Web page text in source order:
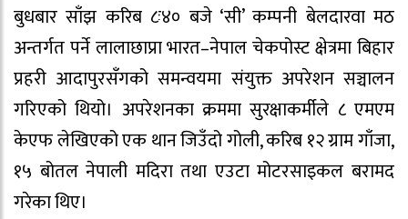
बुधबार साँझ करिब ८ः४० बजे ‘सी’ कम्पनी बेलदारवा मठ
अन्तर्गत पर्ने लालाछाप्रा भारत–नेपाल चेकपोस्ट क्षेत्रमा बिहार
प्रहरी आदापुरसँगको समन्वयमा संयुक्त अपरेशन सञ्चालन
गरिएको थियो। अपरेशनका क्रममा सुरक्षाकर्मीले ८ एमएम
केएफ लेखिएको एक थान जिउँदो गोली, करिब १२ ग्राम गाँजा,
१५ बोतल नेपाली मदिरा तथा एउटा मोटरसाइकल बरामद
गरेका थिए।